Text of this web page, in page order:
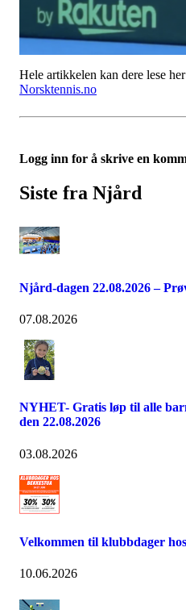
Hele artikkelen kan dere lese
Norsktennis.no
Logg inn for å skrive en
Siste fra Njård
Njård-dagen 22.08.2026 –
07.08.2026
NYHET- Gratis løp til alle
den 22.08.2026
03.08.2026
Velkommen til klubbdager
10.06.2026